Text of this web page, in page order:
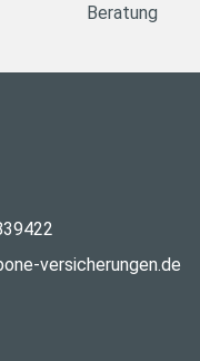
Beratung
versicherungen.de